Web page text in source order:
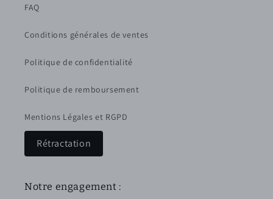
FAQ
Conditions générales de ventes
Politique de confidentialité
Politique de remboursement
Mentions Légales et RGPD
Rétractation
Notre engagement :